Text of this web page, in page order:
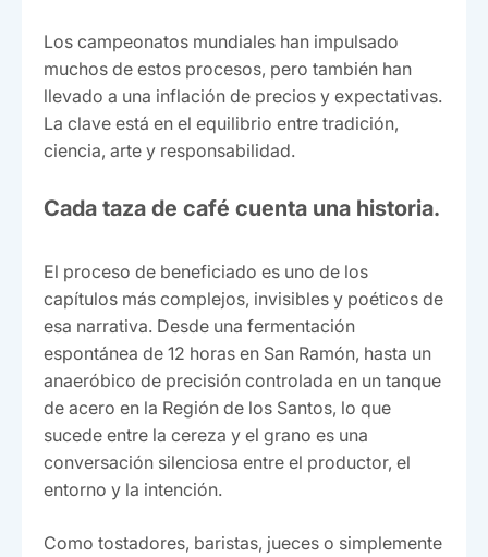
Los campeonatos mundiales han impulsado
muchos de estos procesos, pero también han
llevado a una inflación de precios y expectativas.
La clave está en el equilibrio entre tradición,
ciencia, arte y responsabilidad.
Cada taza de café cuenta una historia.
El proceso de beneficiado es uno de los
capítulos más complejos, invisibles y poéticos de
esa narrativa. Desde una fermentación
espontánea de 12 horas en San Ramón, hasta un
anaeróbico de precisión controlada en un tanque
de acero en la Región de los Santos, lo que
sucede entre la cereza y el grano es una
conversación silenciosa entre el productor, el
entorno y la intención.
Como tostadores, baristas, jueces o simplemente